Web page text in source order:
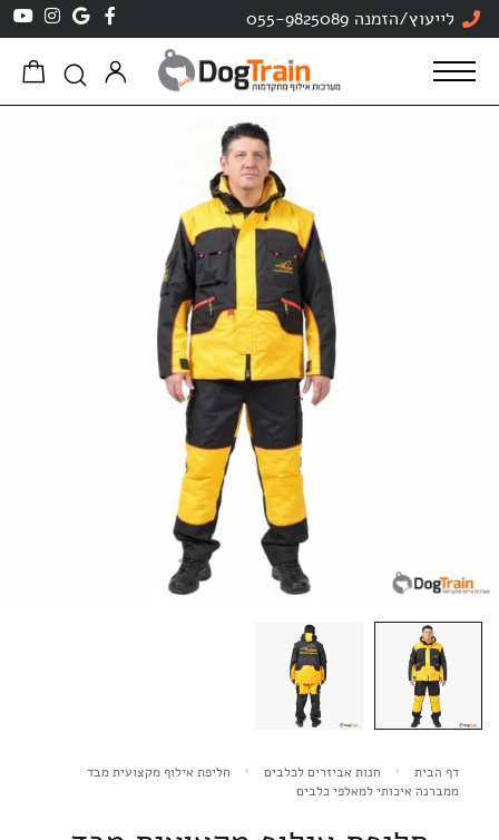
לייעוץ/הזמנה 055-9825089
דף הבית חנות אביזרים לכלבים
חליפת אילוף מקצועית מבד
ממברנה איכותי למאלפי כלבים